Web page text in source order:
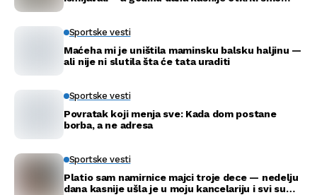
Sportske vesti
Maćeha mi je uništila maminsku balsku haljinu —
ali nije ni slutila šta će tata uraditi
Sportske vesti
Povratak koji menja sve: Kada dom postane
borba, a ne adresa
Sportske vesti
Platio sam namirnice majci troje dece — nedelju
dana kasnije ušla je u moju kancelariju i svi su